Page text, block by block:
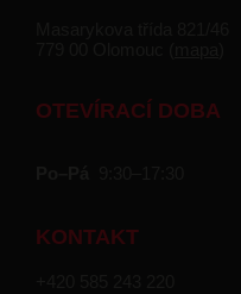
OTEVÍRACÍ DOBA
KONTAKT